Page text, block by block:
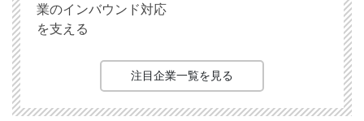
業のインバウンド対応
を支える
注目企業一覧を見る